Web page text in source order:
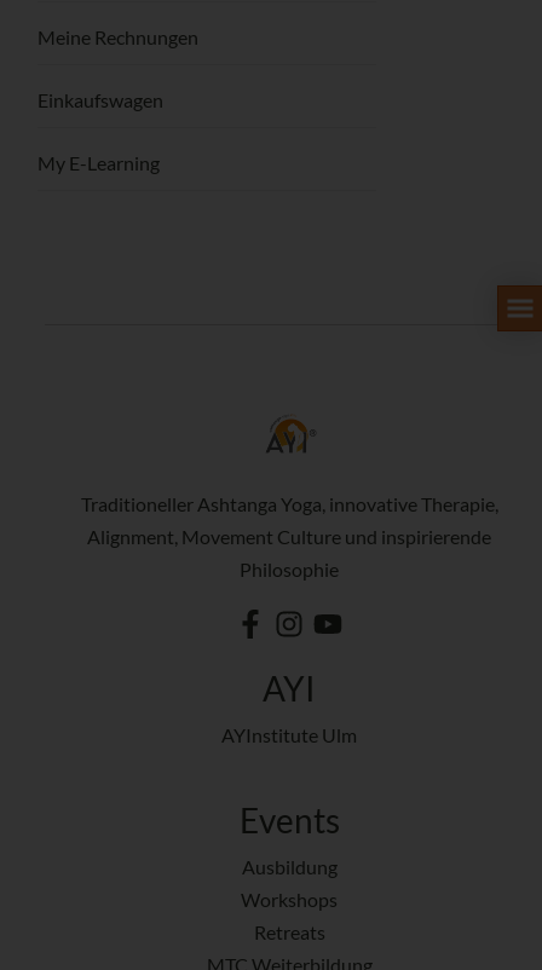
Meine Rechnungen
Einkaufswagen
My E-Learning
Traditioneller Ashtanga Yoga, innovative Therapie,
Alignment, Movement Culture und inspirierende
Philosophie
AYI
AYInstitute Ulm
Events
Ausbildung
Workshops
Retreats
MTC Weiterbildung